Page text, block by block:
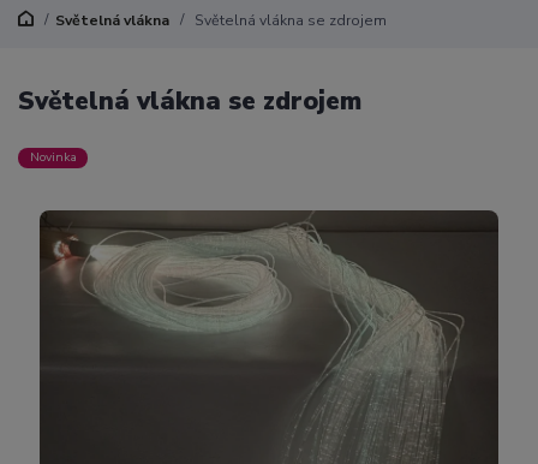
Světelná vlákna Světelná vlákna se zdrojem
Světelná vlákna se zdrojem
Novinka